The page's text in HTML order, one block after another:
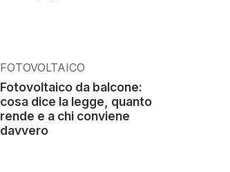
FOTOVOLTAICO
Fotovoltaico da balcone:
cosa dice la legge, quanto
rende e a chi conviene
davvero